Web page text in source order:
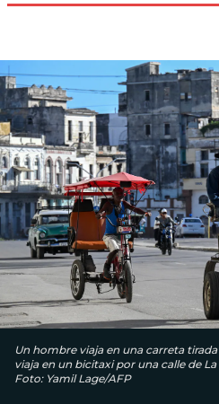
Un hombre viaja en una carreta
viaja en un bicitaxi por una calle de
Foto: Yamil Lage/AFP